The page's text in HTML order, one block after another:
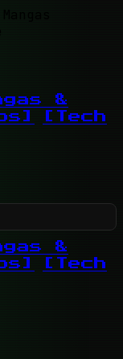
&
[Tech
&
[Tech